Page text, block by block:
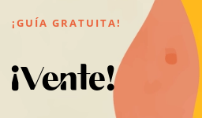
¡GUÍA GRATUITA!
¡Vente!